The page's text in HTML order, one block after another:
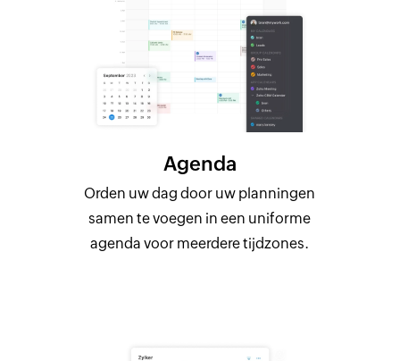
Agenda
Orden uw dag door uw planningen
samen te voegen in een uniforme
agenda voor meerdere tijdzones.